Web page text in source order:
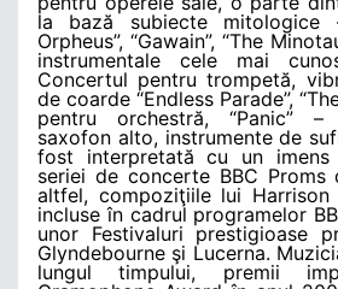
la bază subiecte mitologice
Orpheus”, “Gawain”, “The
instrumentale cele mai
Concertul pentru trompetă,
de coarde “Endless Parade”,
pentru orchestră, “Panic”
saxofon alto, instrumente de
fost interpretată cu un imens
seriei de concerte BBC Proms
altfel, compoziţiile lui
incluse în cadrul programelor
unor Festivaluri prestigioase
Glyndebourne şi Lucerna.
lungul timpului, premii